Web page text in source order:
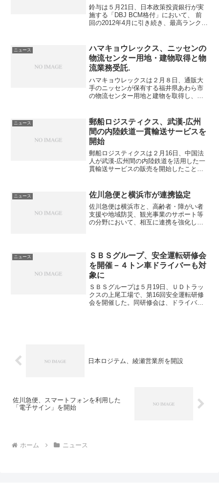
鈴与は５月21日、日本政策投資銀行が実
施する「DBJ BCM格付」において、 前
回の2012年4月に引き続き、最高ランクの
（DBJ）が開発した独自の評価システム
により...
ニュース
ハマキョウレックス、ニッセンの
物流センター用地・建物取得と物
流業務受託.
ハマキョウレックスは２月８日、通販大
手のニッセンが保有する福井県あわら市
の物流センター用地と建物を取得し、同
陸地区への初進出となり、３PL 拠点の拡
充と EC 物流の強...
ニュース
郵船ロジスティクス、武漢-広州
間の内陸鉄道一貫輸送サービスを
開始
郵船ロジスティクスは２月16日、中国法
人が武漢-広州間の内陸鉄道を活用した一
貫輸送サービスの販売を開始したことを
広州向けは...
ニュース 佐川急便と横浜市が連携協定
佐川急便は横浜市と、高齢者・障がい者
支援や地域防災、観光事業のサポート等
の分野において、相互に連携を強化し、
いて記者会見を行った...
ニュース
ＳＢＳグループ、安全運転研修会
を開催－４トン車ドライバーも対
象に
ＳＢＳグループは５月19日、ＵＤトラッ
クスの上尾工場で、第16回安全運転研修
会を開催した。同研修会は、ドライバー
日本ロジテム、綾瀬営業所を開設
佐川急便、スマートフォンを利用した
「電子サイン」を開始
ホーム ニュース